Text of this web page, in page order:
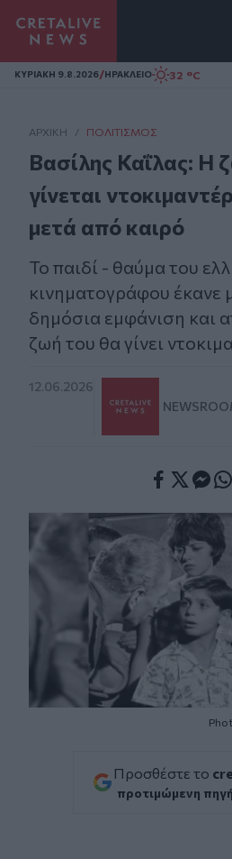
Homepage
ΚΥΡΙΑΚΗ 9.8.2026/ΗΡΑΚΛΕΙΟ 32 °C
ΑΡΧΙΚΗ / ΠΟΛΙΤΙΣΜΌΣ
Βασίλης Καΐλας: Η
γίνεται
μετά από καιρό
Το παιδί - θαύμα του
κινηματογράφου έκανε
δημόσια εμφάνιση και
ζωή του θα γίνει
12.06.2026
Προσθέστε το
προτιμώμενη